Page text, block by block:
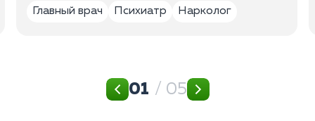
Главный врач
Психиатр Нарколог
01 / 05